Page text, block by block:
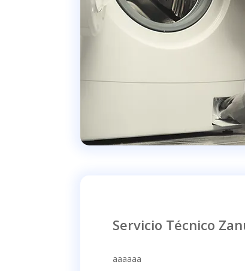
Servicio Técnico
aaaaaa